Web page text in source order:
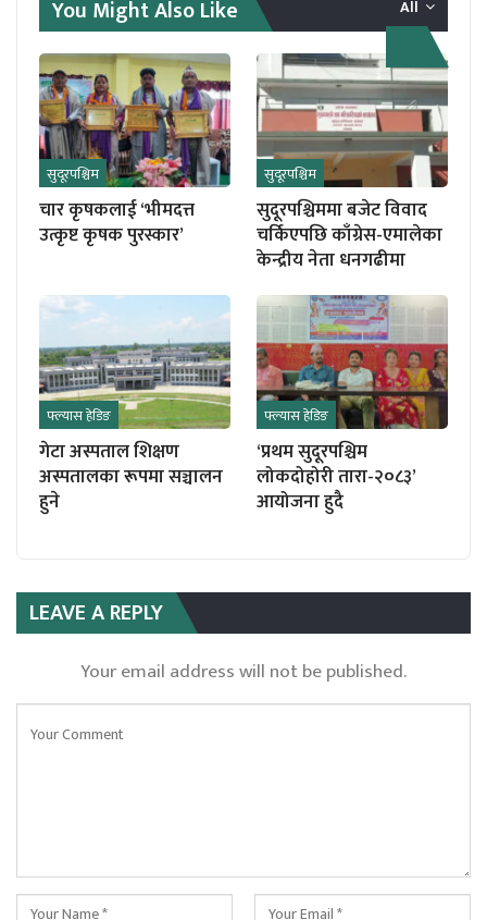
All
You Might Also Like
सुदूरपश्चिम
चार कृषकलाई ‘भीमदत्त
उत्कृष्ट कृषक पुरस्कार’
सुदूरपश्चिम
सुदूरपश्चिममा बजेट विवाद
चर्किएपछि काँग्रेस-एमालेका
केन्द्रीय नेता धनगढीमा
फ्ल्यास हेडिङ
गेटा अस्पताल शिक्षण
अस्पतालका रूपमा सञ्चालन
हुने
फ्ल्यास हेडिङ
‘प्रथम सुदूरपश्चिम
लोकदोहोरी तारा-२०८३’
आयोजना हुदै
LEAVE A REPLY
Your email address will not be published.